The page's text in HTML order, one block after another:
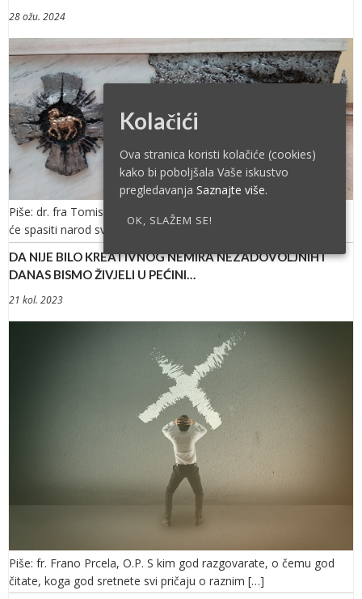
28 ožu. 2024
Piše: dr. fra Tomislav Pervan „Nadjenut ćeš mu ime Isus, jer On
će spasiti narod svoj od grijeha njegovih.“ Kako […]
DA NIJE BILO KREATIVNOG NEMIRA NEZADOVOLJNIH I
DANAS BISMO ŽIVJELI U PEĆINI…
21 kol. 2023
Piše: fr. Frano Prcela, O.P. S kim god razgovarate, o čemu god
čitate, koga god sretnete svi pričaju o raznim […]
Kolačići
Ova stranica koristi kolačiće (cookies)
kako bi poboljšala Vaše iskustvo
pregledavanja Saznajte više.
OK, SLAŽEM SE!